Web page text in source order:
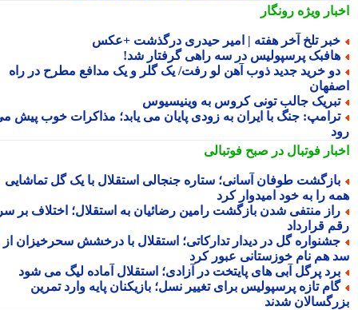
ویژهرونگار
تلخ آخر هفته | امیر حیدری درگذشت +عکس
پرسپولیس در سه راهی گرفتار شد!
خرید جدید ذوب آهن لو رفت/ یک گلر و یک مدافع مطرح در راه
جالب تونی کروس به وینیسیوس
جنگ با ایران به زودی پایان می یابد؛ مذاکرات خوب پیش می
فوتبال در صبح فوتبالی
طوفان آسانی؛ ستاره جنجالی استقلال با یک گل تماشایی
را به خود امیدوار کرد
منتفی شدن بازگشت رامین رضائیان به استقلال؛ اختلاف بر سر
قرارداد
گل در دیدار تدارکاتی؛ استقلال با درخشش سحرخیزان از
هم نام خوزستانی عبور کرد
پرگل آبی های پایتخت در آزادی؛ استقلال آماده لیگ می شود
تازه پرسپولیس برای تغییر نسل؛ بازیکنان پایه وارد تمرین
شدند